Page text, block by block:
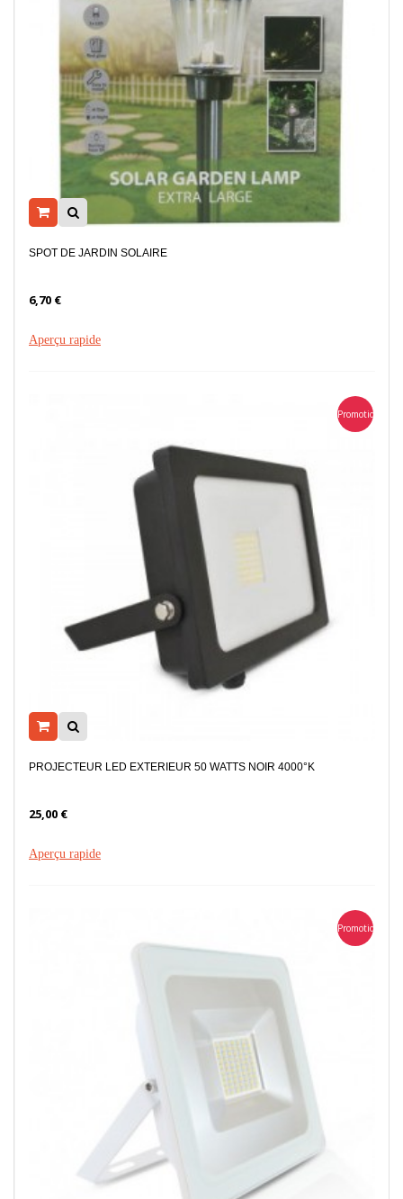
SPOT DE JARDIN SOLAIRE
6,70 €
Aperçu rapide
Promotion
PROJECTEUR LED EXTERIEUR 50 WATTS NOIR 4000°K
25,00 €
Aperçu rapide
Promotion